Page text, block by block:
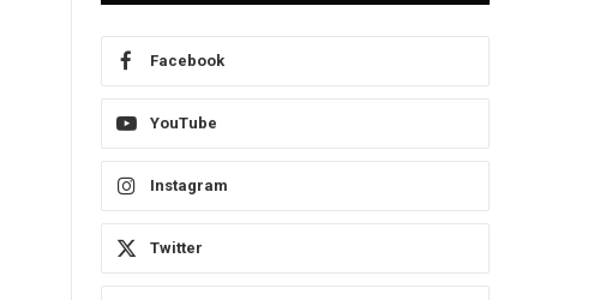
Facebook
YouTube
Instagram
Twitter